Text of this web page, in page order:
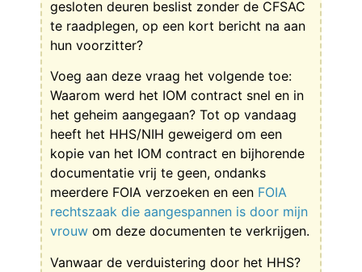
gesloten deuren beslist zonder de CFSAC
te raadplegen, op een kort bericht na aan
hun voorzitter?
Voeg aan deze vraag het volgende toe:
Waarom werd het IOM contract snel en in
het geheim aangegaan? Tot op vandaag
heeft het HHS/NIH geweigerd om een
kopie van het IOM contract en bijhorende
documentatie vrij te geen, ondanks
meerdere FOIA verzoeken en een FOIA
rechtszaak die aangespannen is door mijn
vrouw om deze documenten te verkrijgen.
Vanwaar de verduistering door het HHS?